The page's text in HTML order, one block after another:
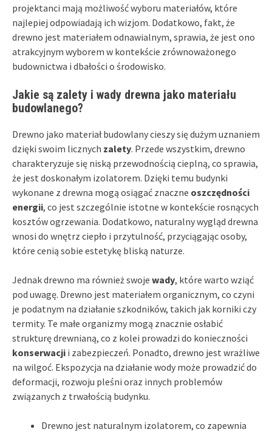
projektanci mają możliwość wyboru materiałów, które
najlepiej odpowiadają ich wizjom. Dodatkowo, fakt, że
drewno jest materiałem odnawialnym, sprawia, że jest ono
atrakcyjnym wyborem w kontekście zrównoważonego
budownictwa i dbałości o środowisko.
Jakie są zalety i wady drewna jako materiału
budowlanego?
Drewno jako materiał budowlany cieszy się dużym uznaniem
dzięki swoim licznych zalety. Przede wszystkim, drewno
charakteryzuje się niską przewodnością cieplną, co sprawia,
że jest doskonałym izolatorem. Dzięki temu budynki
wykonane z drewna mogą osiągać znaczne oszczędności
energii, co jest szczególnie istotne w kontekście rosnących
kosztów ogrzewania. Dodatkowo, naturalny wygląd drewna
wnosi do wnętrz ciepło i przytulność, przyciągając osoby,
które cenią sobie estetykę bliską naturze.
Jednak drewno ma również swoje wady, które warto wziąć
pod uwagę. Drewno jest materiałem organicznym, co czyni
je podatnym na działanie szkodników, takich jak korniki czy
termity. Te małe organizmy mogą znacznie osłabić
strukturę drewnianą, co z kolei prowadzi do konieczności
konserwacji i zabezpieczeń. Ponadto, drewno jest wrażliwe
na wilgoć. Ekspozycja na działanie wody może prowadzić do
deformacji, rozwoju pleśni oraz innych problemów
związanych z trwałością budynku.
Drewno jest naturalnym izolatorem, co zapewnia